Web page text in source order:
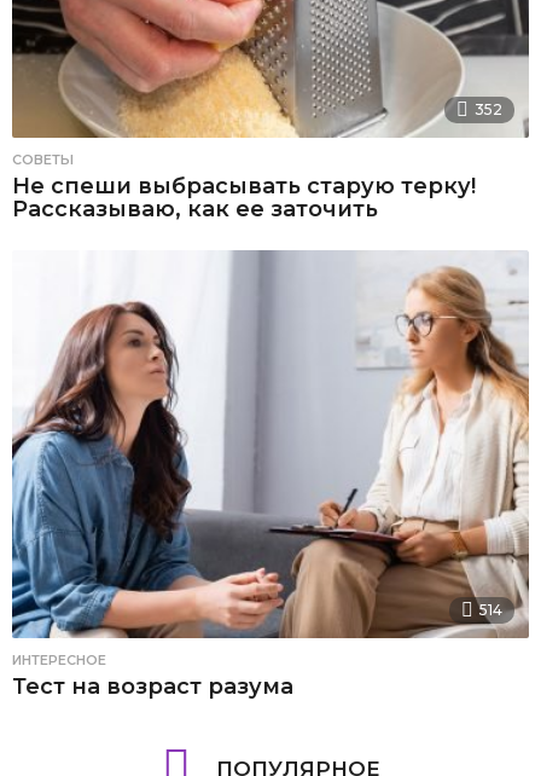
352
СОВЕТЫ
Не спеши выбрасывать старую терку!
Рассказываю, как ее заточить
514
ИНТЕРЕСНОЕ
Тест на возраст разума
ПОПУЛЯРНОЕ